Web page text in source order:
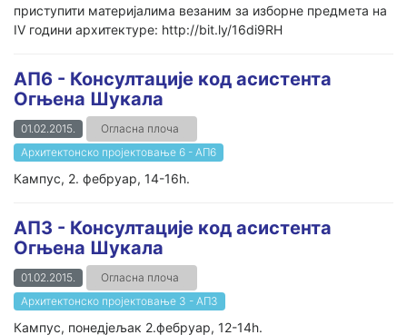
приступити материјалима везаним за изборне предмета на
IV години архитектуре: http://bit.ly/16di9RH
АП6 - Консултације код асистента
Огњена Шукала
01.02.2015.
Огласна плоча
Архитектонско пројектовање 6 - АП6
Кампус, 2. фебруар, 14-16h.
АП3 - Консултацијe код асистента
Огњена Шукала
01.02.2015.
Огласна плоча
Архитектонско пројектовање 3 - АП3
Кампус, понедјељак 2.фебруар, 12-14h.